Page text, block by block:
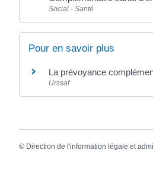
Social - Santé
Pour en savoir plus
La prévoyance
Urssaf
© Direction de l'information légale et